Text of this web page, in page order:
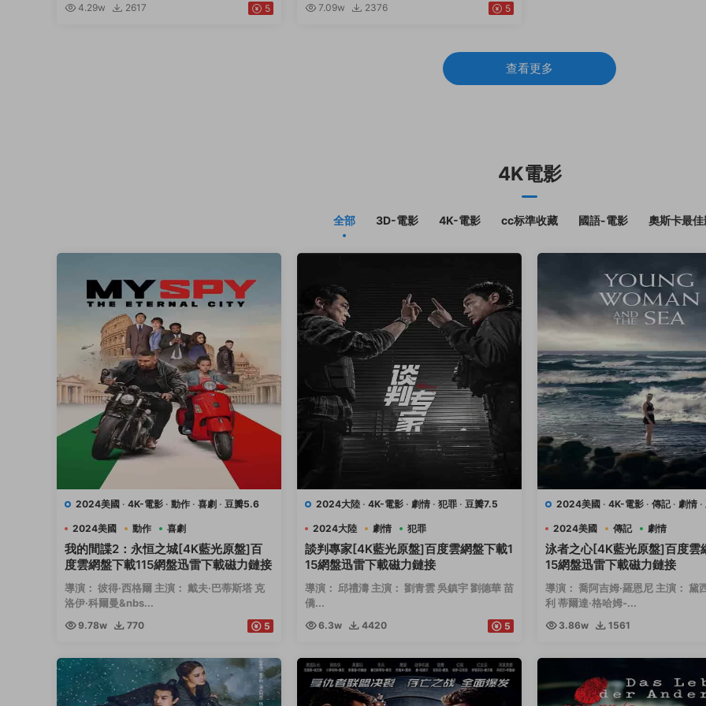
4.29w 2617 5 7.09w 2376 5
查看更多
4K電影
全部 3D-電影 4K-電影 cc标準收藏 國語-電影 奧斯卡最
2024美國 · 4K-電影 · 動作 · 喜劇 · 豆瓣5.6
2024美國 動作 喜劇
我的間諜2：永恒之城[4K藍光原盤]百
度雲網盤下載115網盤迅雷下載磁力鏈接
導演： 彼得·西格爾 主演： 戴夫·巴蒂斯塔 克
洛伊·科爾曼&nbs...
9.78w 770 5
2024大陸 · 4K-電影 · 劇情 · 犯罪 · 豆瓣7.5
2024大陸 劇情 犯罪
談判專家[4K藍光原盤]百度雲網盤下載1
15網盤迅雷下載磁力鏈接
導演： 邱禮濤 主演： 劉青雲 吳鎮宇 劉德華 苗
僑...
6.3w 4420 5
2024美國 · 4K-電影 · 傳記· 劇情 ·
2024美國
傳記 劇情
泳者之心[4K藍光原盤]百度雲
15網盤迅雷下載磁力鏈接
導演： 喬阿吉姆·羅恩尼 主演： 黛
利 蒂爾達·格哈姆-...
3.86w 1561